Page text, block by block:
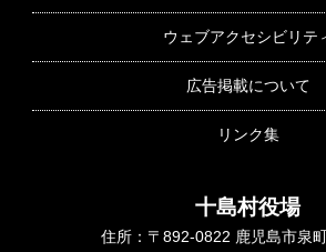
ウェブアクセシビリテ
広告掲載について
リンク集
十島村役場
住所：〒892-0822 鹿児島市泉